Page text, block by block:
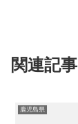
関連記事
鹿児島県